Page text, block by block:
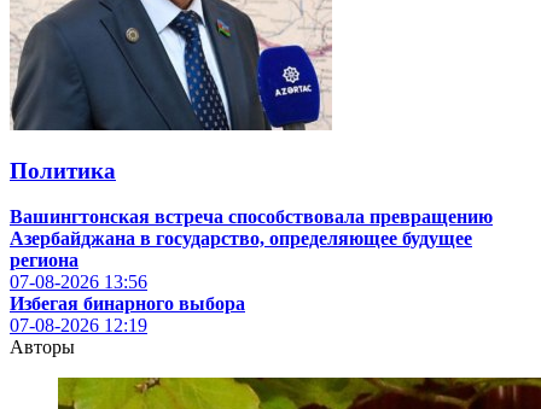
Политика
Вашингтонская встреча способствовала превращению
Азербайджана в государство, определяющее будущее
региона
07-08-2026 13:56
Избегая бинарного выбора
07-08-2026 12:19
Авторы